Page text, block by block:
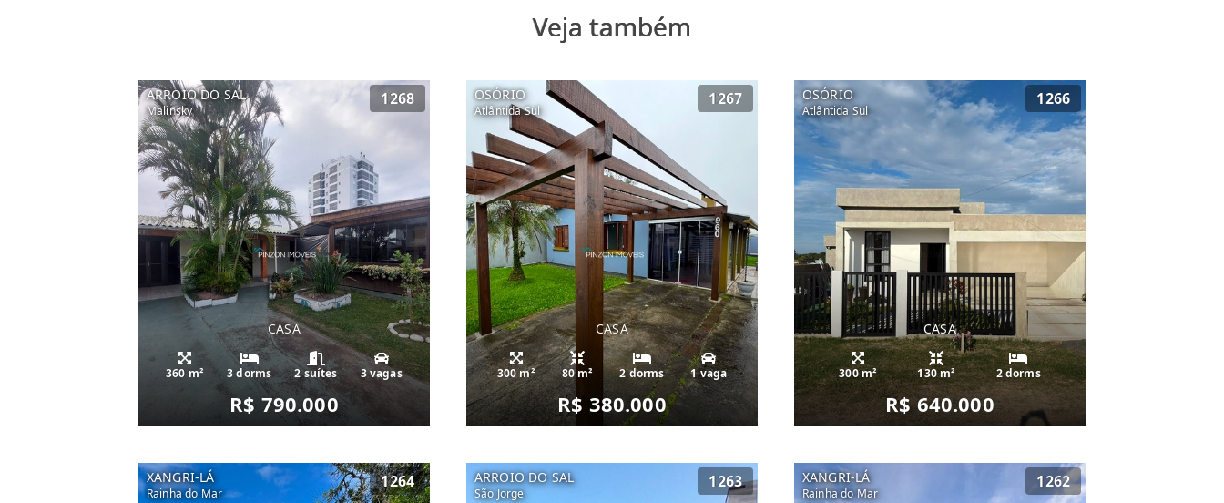
Veja também
ARROIO DO SAL
Malinsky
1268
CASA
360 m² 3 dorms 2 suítes 3 vagas
R$ 790.000
OSÓRIO
Atlântida Sul
1267
CASA
300 m² 80 m² 2 dorms 1 vaga
R$ 380.000
OSÓRIO
Atlântida Sul
1266
CASA
300 m² 130 m² 2 dorms
R$ 640.000
XANGRI-LÁ
Rainha do Mar
1264 ARROIO DO SAL
São Jorge
1263 XANGRI-LÁ
Rainha do Mar
1262